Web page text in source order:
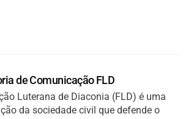
de Comunicação FLD
Luterana de Diaconia (FLD) é uma
da sociedade civil que defende o